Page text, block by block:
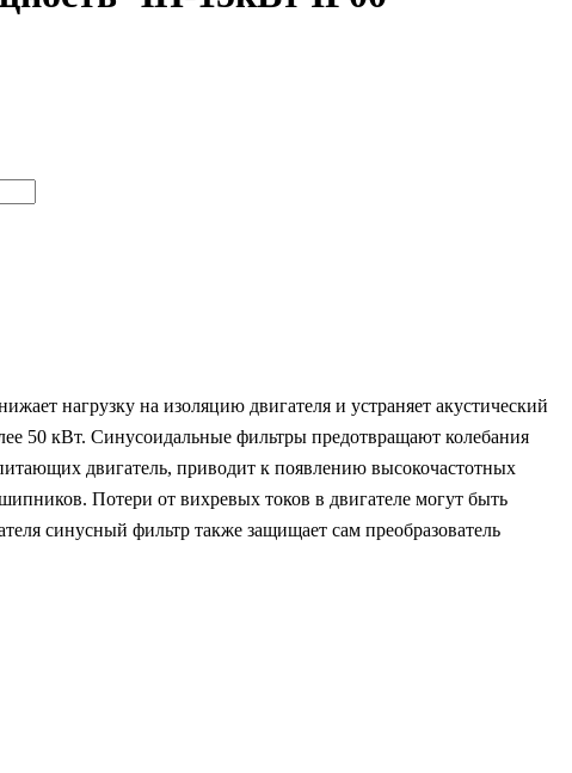
нагрузку на изоляцию двигателя и устраняет акустический
50 кВт. Синусоидальные фильтры предотвращают колебания
двигатель, приводит к появлению высокочастотных
Потери от вихревых токов в двигателе могут быть
синусный фильтр также защищает сам преобразователь